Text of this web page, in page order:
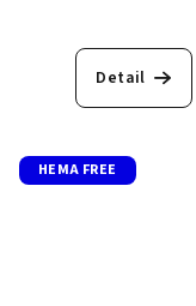
Detail
HEMA FREE